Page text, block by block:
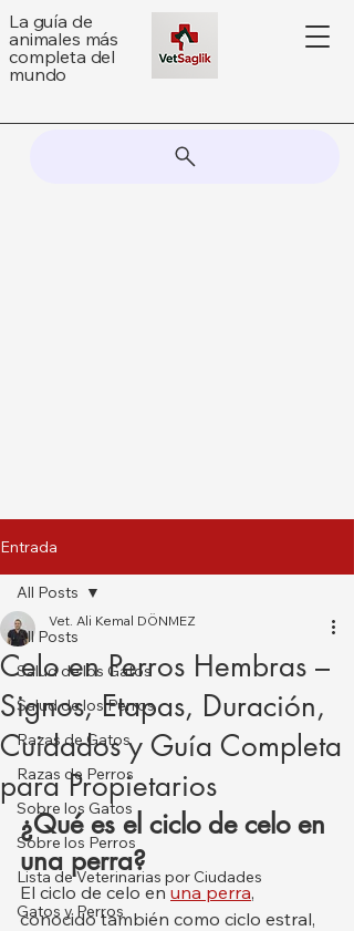
La guía de
animales más
completa del
mundo
Entrada
All Posts
Salud de los Gatos
Salud de los Perros
Razas de Gatos
Razas de Perros
Sobre los Gatos
Sobre los Perros
Lista de Veterinarias por Ciudades
Gatos y Perros
All Posts
Celo en Perros Hembras –
Signos, Etapas, Duración,
Cuidados y Guía Completa
para Propietarios
Vet. Ali Kemal DÖNMEZ
¿Qué es el ciclo de celo en
una perra?
El ciclo de celo en una perra,
conocido también como ciclo estral,